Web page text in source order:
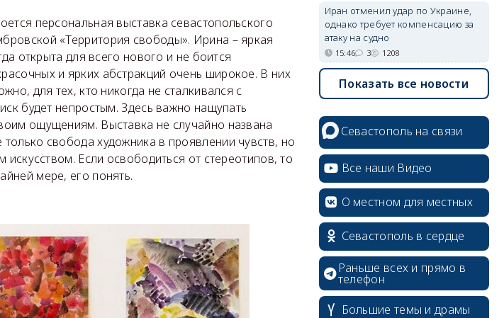
персональная выставка севастопольского
«Территория свободы». Ирина – яркая
открыта для всего нового и не боится
и ярких абстракций очень широкое. В них
для тех, кто никогда не сталкивался с
будет непростым. Здесь важно нащупать
ощущениям. Выставка не случайно названа
свобода художника в проявлении чувств, но
Если освободиться от стереотипов, то
мере, его понять.
Иран отменил удар по Украине,
однако требует компенсацию за
атаку на судно
15:46 3 1208
Показать все новости
Севастополь на связи
Все наши Видео
О местном для местных
Севастополь в сердце
Раньше всех и прямо в
телефон
Большие темы и драмы